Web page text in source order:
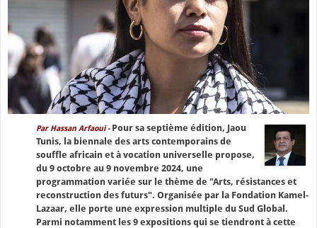
Par Hassan Arfaoui -Pour sa septième édition, Jaou
Tunis, la biennale des arts contemporains de
souffle africain et à vocation universelle propose,
du 9 octobre au 9 novembre 2024, une
programmation variée sur le thème de "Arts, résistances et
reconstruction des futurs". Organisée par la Fondation Kamel-
Lazaar, elle porte une expression multiple du Sud Global.
Parmi notamment les 9 expositions qui se tiendront à cette